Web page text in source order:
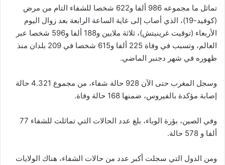
ا
تماثل ما مجموعه 986 ألفا و622 شخصا للشفاء التام من مرض
(كوفيد-19)، الذي أصاب إلى غاية الساعة الرابعة بعد زوال اليوم
الأربعاء (توقيت غرينيتش)، ثلاثة ملايين و188 ألفا و596 شخصا عبر
العالم، وتسبب في وفاة 225 ألفا و615 شخصا في 209 بلدان منذ
ظهوره في شهر دجنبر الماضي.
وسجل المغرب حتى الآن 928 حالة شفاء، من مجموع 4.321 حالة
إصابة مؤكدة بالفيروس، ضمنها 168 حالة وفاة.
وفي الصين، بؤرة الوباء، بلغ عدد الحالات التي تماثلت للشفاء 77
ألفا و 578 حالة.
ومن الدول التي سجلت أكبر عدد من حالات الشفاء، هناك الولايات